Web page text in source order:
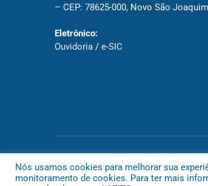
– CEP: 78625-000, Novo São
Eletrônico:
Ouvidoria / e-SIC
Nós usamos cookies para melhorar sua
monitoramento de cookies. Para ter mais